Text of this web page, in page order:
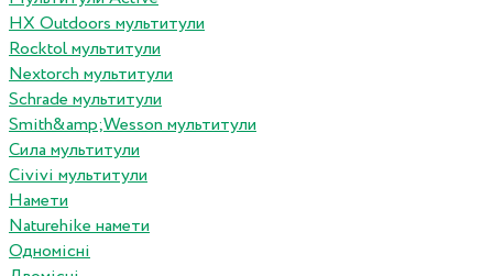
HX Outdoors мультитули
Rocktol мультитули
Nextorch мультитули
Schrade мультитули
Smith&amp;Wesson мультитули
Сила мультитули
Civivi мультитули
Намети
Naturehike намети
Одномісні